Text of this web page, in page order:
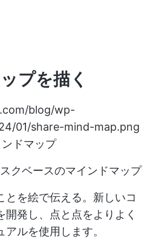
プを描く
blog/wp-
01/share-mind-map.png
ドマップ
クベースのマインドマップ
とを絵で伝える。新しいコ
開発し、点と点をよりよく
ルを使用します。